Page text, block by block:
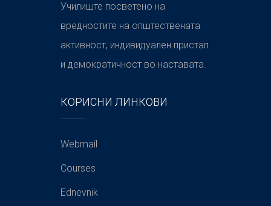
Училиште посветено на
вредностите на општествената
активност, индивидуален пристап
и демократичност во наставата.
КОРИСНИ ЛИНКОВИ
Webmail
Courses
Ednevnik